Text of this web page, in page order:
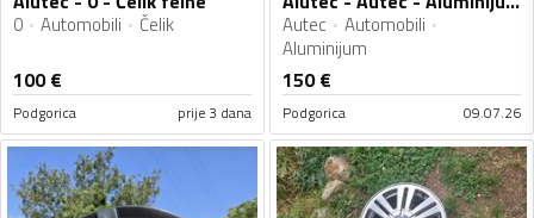
0 Automobili Čelik
100€
Podgorica prije 3 dana
Autec
Automobili
Aluminijum
150€
Podgorica 09.07.26